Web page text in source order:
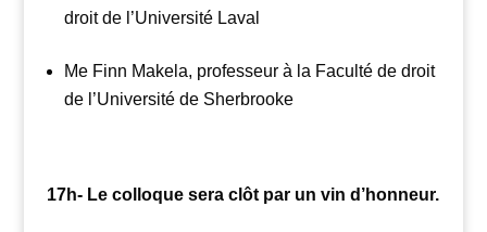
droit de l’Université Laval
Me Finn Makela, professeur à la Faculté de droit
de l’Université de Sherbrooke
17h- Le colloque sera clôt par un vin d’honneur.